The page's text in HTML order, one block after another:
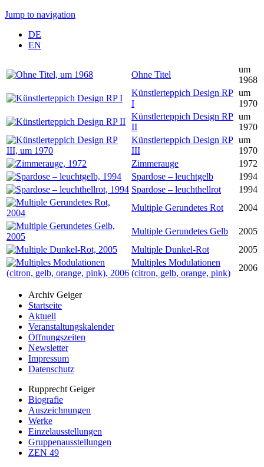
Jump to navigation
DE
EN
Ohne Titel
um
1968
Künstlerteppich Design RP
I
um
1970
Künstlerteppich Design RP
II
um
1970
Künstlerteppich Design RP
III
um
1970
Zimmerauge
1972
Spardose – leuchtgelb
1994
Spardose – leuchthellrot
1994
Multiple Gerundetes Rot
2004
Multiple Gerundetes Gelb
2005
Multiple Dunkel-Rot
2005
Multiples Modulationen
(citron, gelb, orange, pink)
2006
Archiv Geiger
Startseite
Aktuell
Veranstaltungskalender
Öffnungszeiten
Newsletter
Impressum
Datenschutz
Rupprecht Geiger
Biografie
Auszeichnungen
Werke
Einzelausstellungen
Gruppenausstellungen
ZEN 49